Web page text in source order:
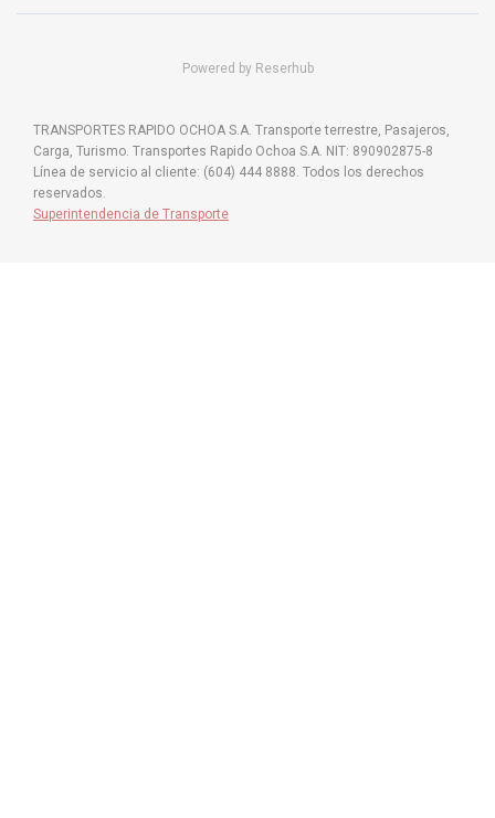
Powered by Reserhub
TRANSPORTES RAPIDO OCHOA S.A. Transporte terrestre, Pasajeros,
Carga, Turismo. Transportes Rapido Ochoa S.A. NIT: 890902875-8
Línea de servicio al cliente: (604) 444 8888. Todos los derechos
reservados.
Superintendencia de Transporte